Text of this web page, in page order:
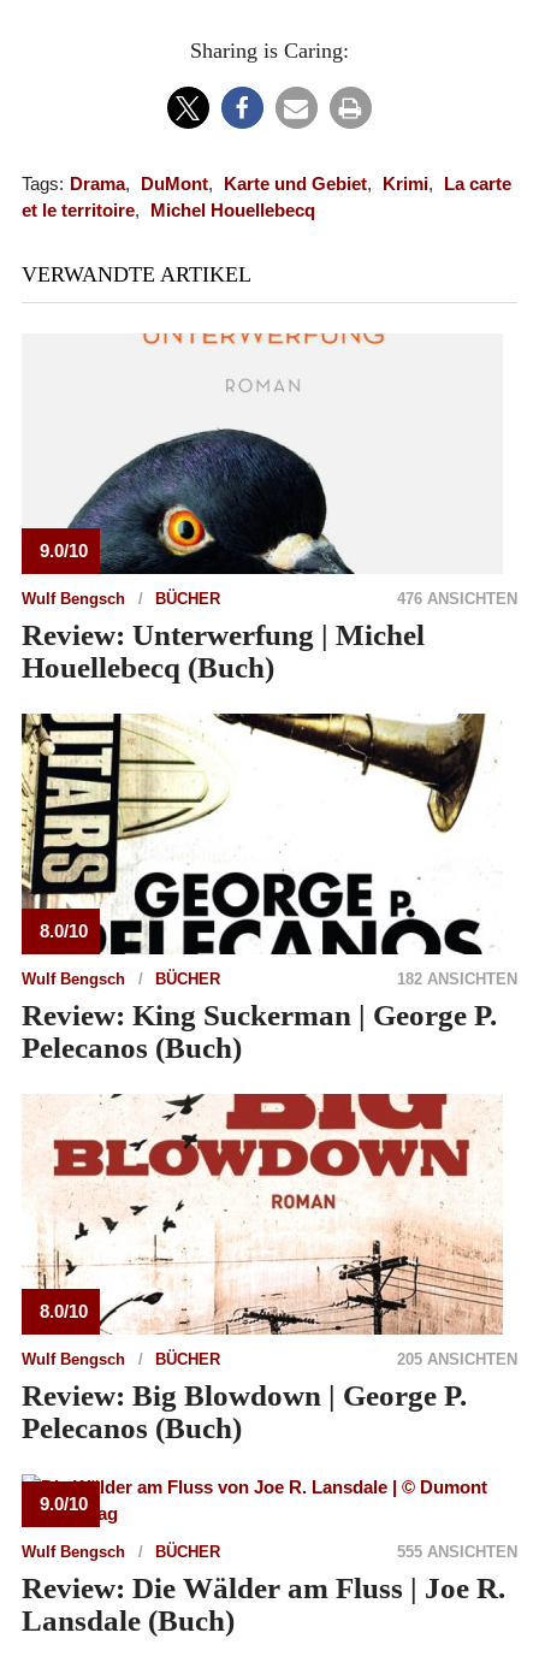
Sharing is Caring:
Tags: Drama, DuMont, Karte und Gebiet, Krimi,
La carte
et le territoire, Michel Houellebecq
VERWANDTE ARTIKEL
9.0/10
Wulf Bengsch BÜCHER 476 ANSICHTEN
Review: Unterwerfung | Michel
Houellebecq (Buch)
8.0/10
Wulf Bengsch BÜCHER 182 ANSICHTEN
Review: King Suckerman | George P.
Pelecanos (Buch)
8.0/10
Wulf Bengsch BÜCHER 205 ANSICHTEN
Review: Big Blowdown | George P.
Pelecanos (Buch)
9.0/10
Wulf Bengsch BÜCHER 555 ANSICHTEN
Review: Die Wälder am Fluss | Joe R.
Lansdale (Buch)